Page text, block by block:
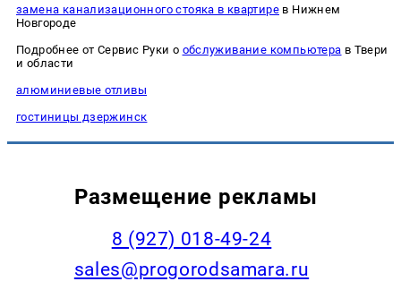
замена канализационного стояка в квартире в Нижнем
Новгороде
Подробнее от Сервис Руки о обслуживание компьютера в Твери
и области
алюминиевые отливы
гостиницы дзержинск
Размещение рекламы
8 (927) 018-49-24
sales@progorodsamara.ru